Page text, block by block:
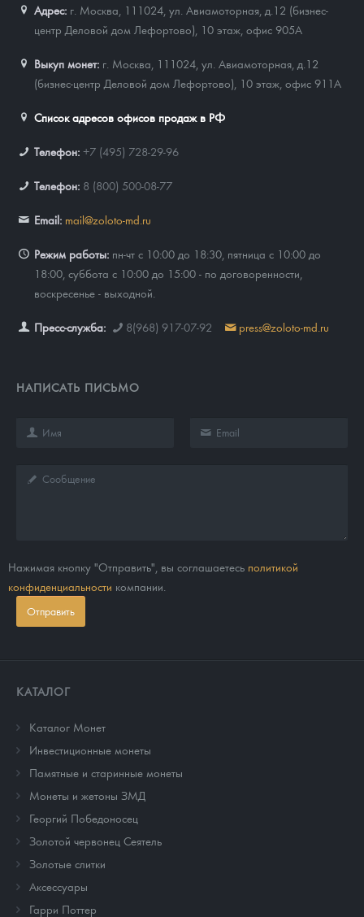
Адрес: г. Москва, 111024 ул. Авиамоторная, д.12 (бизнес-
центр Деловой дом Лефортово), 10 этаж, офис 905А
Выкуп монет: г. Москва, 111024, ул. Авиамоторная, д.12
(бизнес-центр Деловой дом Лефортово), 10 этаж, офис 911А
Список адресов офисов продаж в РФ
Телефон: +7 (495) 728-29-96
Телефон: 8 (800) 500-08-77
Email: mail@zoloto-md.ru
Режим работы: пн-чт с 10:00 до 18:30, пятница с 10:00 до
18:00, суббота с 10:00 до 15:00 - по договоренности,
воскресенье - выходной.
Пресс-служба: 8(968) 917-07-92 press@zoloto-md.ru
НАПИСАТЬ ПИСЬМО
Нажимая кнопку "Отправить", вы соглашаетесь политикой
конфиденциальности компании.
Отправить
КАТАЛОГ
Каталог Монет
Инвестиционные монеты
Памятные и старинные монеты
Монеты и жетоны ЗМД
Георгий Победоносец
Золотой червонец Сеятель
Золотые слитки
Аксессуары
Гарри Поттер